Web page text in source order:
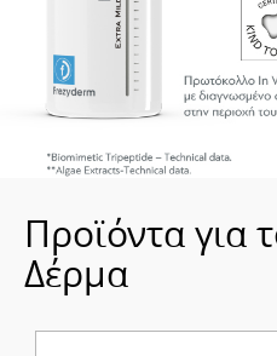
Προϊόντα για
Δέρμα